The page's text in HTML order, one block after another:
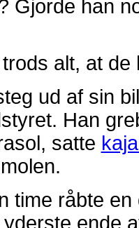
Gjorde han
alt, at
ud af sin
Han
satte
time råbte
ende